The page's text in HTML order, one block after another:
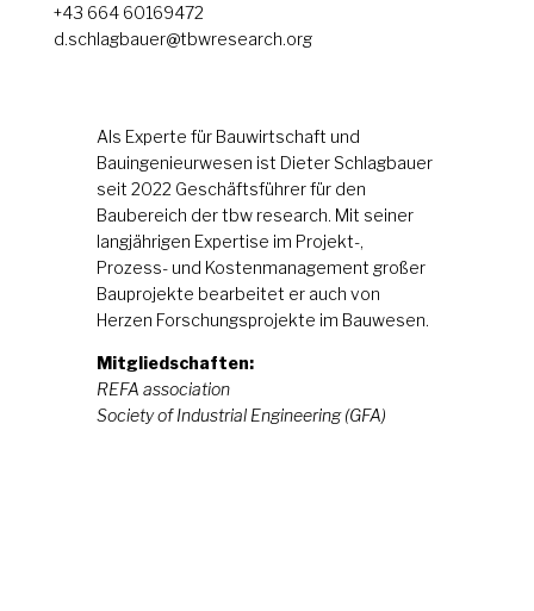
+43 664 60169472
d.schlagbauer@tbwresearch.org
Als Experte für Bauwirtschaft und
Bauingenieurwesen ist Dieter Schlagbauer
seit 2022 Geschäftsführer für den
Baubereich der tbw research. Mit seiner
langjährigen Expertise im Projekt-,
Prozess- und Kostenmanagement großer
Bauprojekte bearbeitet er auch von
Herzen Forschungsprojekte im Bauwesen.
Mitgliedschaften:
REFA association
Society of Industrial Engineering (GFA)